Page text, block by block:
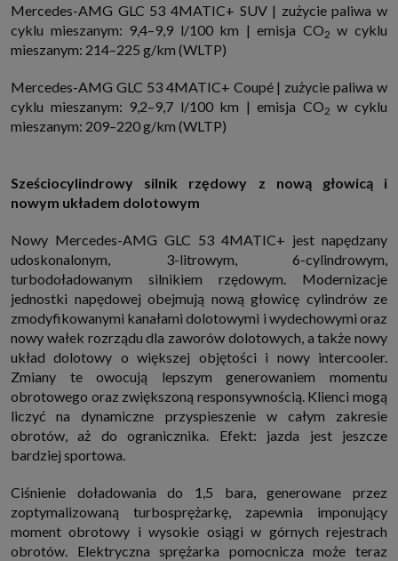
Mercedes-AMG GLC 53 4MATIC+ SUV | zużycie paliwa w
cyklu mieszanym: 9,4–9,9 l/100 km | emisja CO2 w cyklu
mieszanym: 214–225 g/km (WLTP)
Mercedes-AMG GLC 53 4MATIC+ Coupé | zużycie paliwa w
cyklu mieszanym: 9,2–9,7 l/100 km | emisja CO2 w cyklu
mieszanym: 209–220 g/km (WLTP)
Sześciocylindrowy silnik rzędowy z nową głowicą i
nowym układem dolotowym
Nowy Mercedes-AMG GLC 53 4MATIC+ jest napędzany
udoskonalonym, 3-litrowym, 6-cylindrowym,
turbodoładowanym silnikiem rzędowym. Modernizacje
jednostki napędowej obejmują nową głowicę cylindrów ze
zmodyfikowanymi kanałami dolotowymi i wydechowymi oraz
nowy wałek rozrządu dla zaworów dolotowych, a także nowy
układ dolotowy o większej objętości i nowy intercooler.
Zmiany te owocują lepszym generowaniem momentu
obrotowego oraz zwiększoną responsywnością. Klienci mogą
liczyć na dynamiczne przyspieszenie w całym zakresie
obrotów, aż do ogranicznika. Efekt: ​​jazda jest jeszcze
bardziej sportowa.
Ciśnienie doładowania do 1,5 bara, generowane przez
zoptymalizowaną turbosprężarkę, zapewnia imponujący
moment obrotowy i wysokie osiągi w górnych rejestrach
obrotów. Elektryczna sprężarka pomocnicza może teraz